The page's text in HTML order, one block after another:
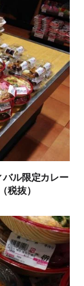
ル限定カレー
税抜）